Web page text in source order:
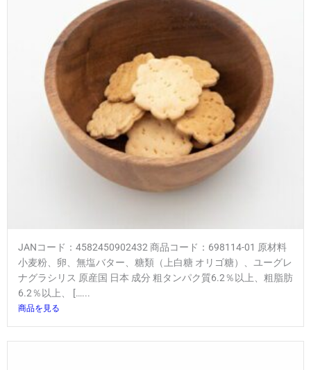
JANコード：4582450902432 商品コード：698114-01 原材料
小麦粉、卵、無塩バター、糖類（上白糖 オリゴ糖）、ユーグレ
ナグラシリス 原産国 日本 成分 粗タンパク質6.2％以上、粗脂肪
6.2％以上、 […...
商品を見る